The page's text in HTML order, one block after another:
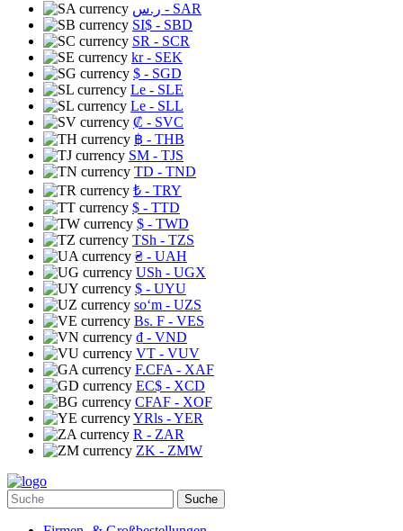
ر.س - SAR
SI$ - SBD
SR - SCR
kr- SEK
$ - SGD
Le - SLE
Le - SLL
₡ - SVC
฿ - THB
ЅМ - TJS
TD - TND
₺ - TRY
$ - TTD
$ - TWD
TSh - TZS
₴ - UAH
USh - UGX
$ - UYU
soʻm - UZS
Bs. F - VES
₫ - VND
VT - VUV
F.CFA - XAF
EC$ - XCD
CFAF - XOF
YRls - YER
R - ZAR
ZK - ZMW
Suche